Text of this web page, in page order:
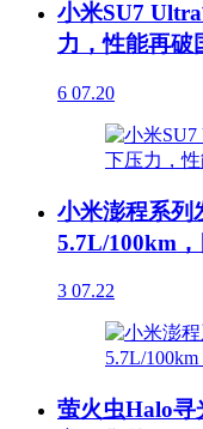
小米SU7
力，性能再破
6 07.20
小米澎程系列
5.7L/100km
3 07.22
萤火虫Halo寻